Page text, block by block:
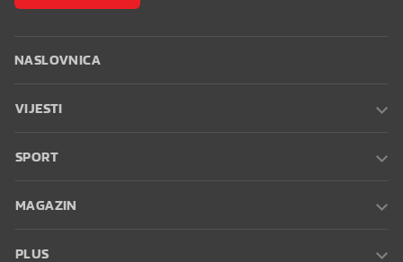
NASLOVNICA
VIJESTI
SPORT
MAGAZIN
PLUS